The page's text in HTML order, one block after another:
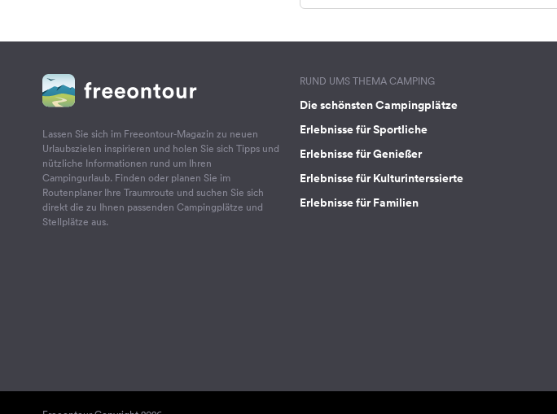
Lassen Sie sich im Freeontour-Magazin zu neuen
Urlaubszielen inspirieren und holen Sie sich Tipps und
nützliche Informationen rund um Ihren
Campingurlaub. Finden oder planen Sie im
Routenplaner Ihre Traumroute und suchen Sie sich
direkt die zu Ihnen passenden Campingplätze und
Stellplätze aus.
RUND UMS THEMA CAMPING
Die schönsten Campingplätze
Erlebnisse für Sportliche
Erlebnisse für Genießer
Erlebnisse für Kulturinterssierte
Erlebnisse für Familien